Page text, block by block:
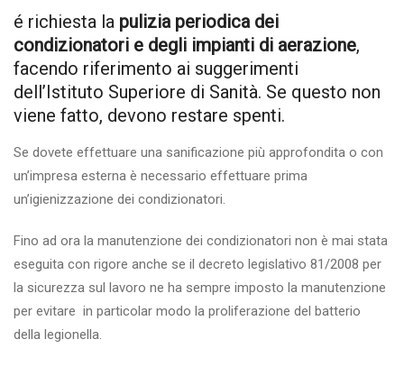
é richiesta la pulizia periodica dei
condizionatori e degli impianti di aerazione,
facendo riferimento ai suggerimenti
dell’Istituto Superiore di Sanità. Se questo non
viene fatto, devono restare spenti.
Se dovete effettuare una sanificazione più approfondita o con
un’impresa esterna è necessario effettuare prima
un’igienizzazione dei condizionatori.
Fino ad ora la manutenzione dei condizionatori non è mai stata
eseguita con rigore anche se il decreto legislativo 81/2008 per
la sicurezza sul lavoro ne ha sempre imposto la manutenzione
per evitare in particolar modo la proliferazione del batterio
della legionella.